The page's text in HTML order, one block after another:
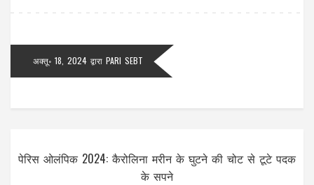
अक्तू॰ 18, 2024 द्वारा PARI SEBT
पेरिस ओलंपिक 2024: कैरोलिना मरीन के घुटने की चोट से टूटे पदक
के सपने